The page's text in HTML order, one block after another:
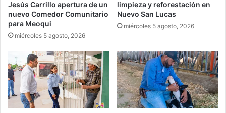
Jesús Carrillo apertura de un
nuevo Comedor Comunitario
para Meoqui
miércoles 5 agosto, 2026
limpieza y reforestación en
Nuevo San Lucas
miércoles 5 agosto, 2026